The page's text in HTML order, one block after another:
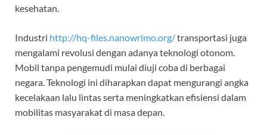
kesehatan.
Industri http://hq-files.nanowrimo.org/transportasi juga
mengalami revolusi dengan adanya teknologi otonom.
Mobil tanpa pengemudi mulai diuji coba di berbagai
negara. Teknologi ini diharapkan dapat mengurangi angka
kecelakaan lalu lintas serta meningkatkan efisiensi dalam
mobilitas masyarakat di masa depan.